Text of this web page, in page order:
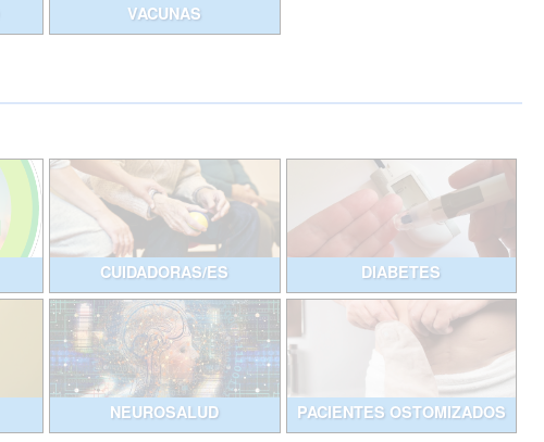
VACUNAS
CUIDADORAS/ES DIABETES
NEUROSALUD PACIENTES OSTOMIZADOS